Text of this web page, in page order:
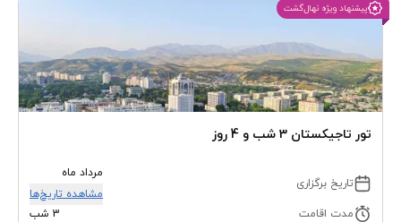
تور تاجیکستان 3 شب و 4 روز
پیشنهاد ویژه نهال‌گشت
تاریخ برگزاری
مرداد ماه
مشاهده تاریخ‌ها
مدت اقامت
3 شب